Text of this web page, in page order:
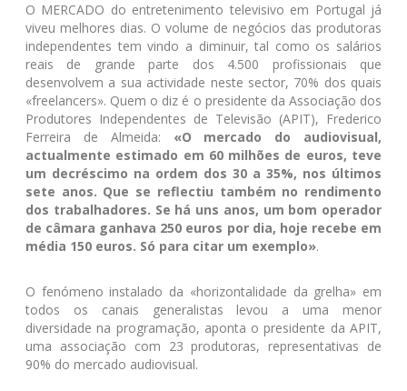
O MERCADO do entretenimento televisivo em Portugal já
viveu melhores dias. O volume de negócios das produtoras
independentes tem vindo a diminuir, tal como os salários
reais de grande parte dos 4.500 profissionais que
desenvolvem a sua actividade neste sector, 70% dos quais
«freelancers». Quem o diz é o presidente da Associação dos
Produtores Independentes de Televisão (APIT), Frederico
Ferreira de Almeida: «O mercado do audiovisual,
actualmente estimado em 60 milhões de euros, teve
um decréscimo na ordem dos 30 a 35%, nos últimos
sete anos. Que se reflectiu também no rendimento
dos trabalhadores. Se há uns anos, um bom operador
de câmara ganhava 250 euros por dia, hoje recebe em
média 150 euros. Só para citar um exemplo».
O fenómeno instalado da «horizontalidade da grelha» em
todos os canais generalistas levou a uma menor
diversidade na programação, aponta o presidente da APIT,
uma associação com 23 produtoras, representativas de
90% do mercado audiovisual.